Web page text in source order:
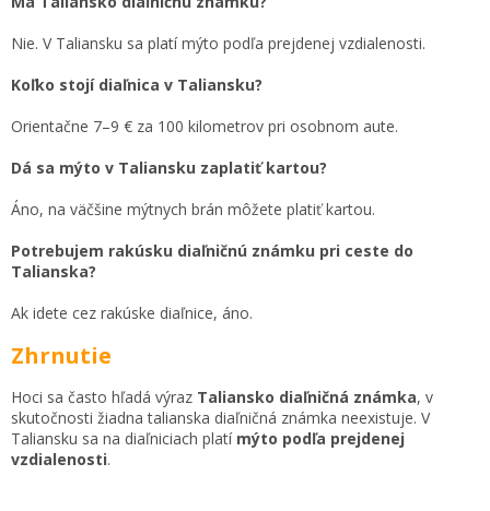
Nie. V Taliansku sa platí mýto podľa prejdenej vzdialenosti.
Koľko stojí diaľnica v Taliansku?
Orientačne 7–9 € za 100 kilometrov pri osobnom aute.
Dá sa mýto v Taliansku zaplatiť kartou?
Áno, na väčšine mýtnych brán môžete platiť kartou.
Potrebujem rakúsku diaľničnú známku pri ceste do
Talianska?
Ak idete cez rakúske diaľnice, áno.
Zhrnutie
Hoci sa často hľadá výraz Taliansko diaľničná známka, v
skutočnosti žiadna talianska diaľničná známka neexistuje. V
Taliansku sa na diaľniciach platí mýto podľa prejdenej
vzdialenosti.